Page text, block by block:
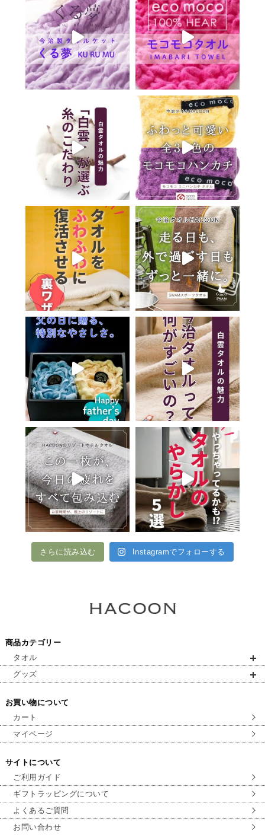
さらに読み込む Instagramでフォローする
商品カテゴリー
タオル
グッズ
お買い物について
カート
マイページ
サイトについて
ご利用ガイド
ギフトラッピングについて
よくあるご質問
お問い合わせ